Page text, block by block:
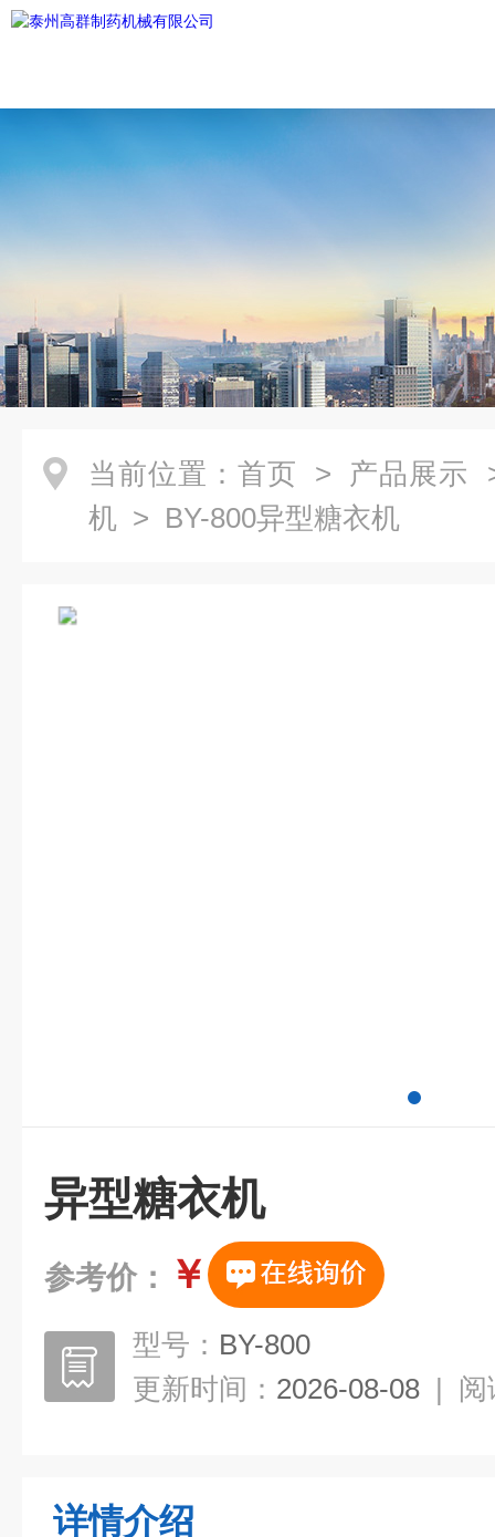
当前位置： 首页 > 产品展示
机 > BY-800异型糖衣机
异型糖衣机
参考价： ￥
型号： BY-800
更新时间： 2026-08-08 | 阅
详情介绍